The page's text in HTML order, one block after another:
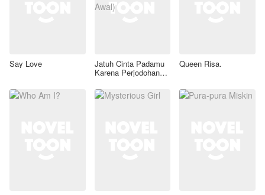
Say Love Jatuh Cinta Padamu
Karena Perjodohan
Awal)
Queen Risa.